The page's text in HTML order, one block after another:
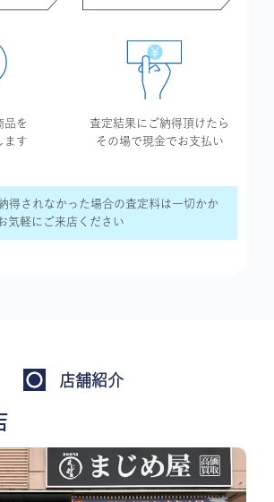
品を
ます
査定結果に ご納得頂けたら
その場で現金で お支払い
得されなかった場合の査定料は一切かか
気軽にご来店ください
店舗紹介